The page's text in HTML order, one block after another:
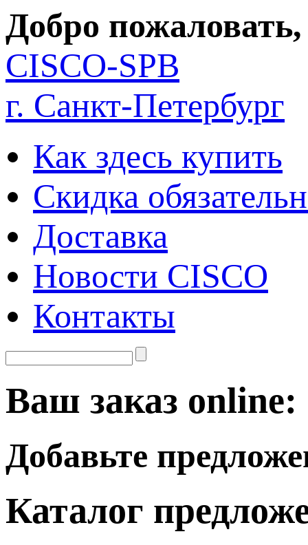
Добро пожаловать,
CISCO-SPB
г. Санкт-Петербург
Как здесь купить
Скидка
Доставка
Новости CISCO
Контакты
Ваш заказ online:
Добавьте
Каталог